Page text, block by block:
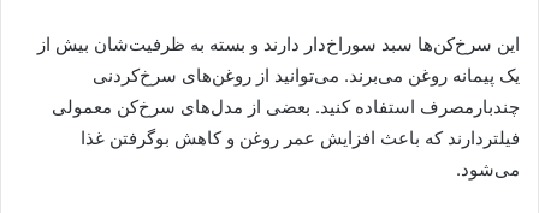
این سرخ‌کن‌ها سبد سوراخ‌دار دارند و بسته به ظرفیت‌شان بیش از
یک پیمانه روغن می‌برند. می‌توانید از روغن‌های سرخ‌کردنی
چندبارمصرف استفاده کنید. بعضی از مدل‌های سرخ‌کن معمولی
فیلتردارند که باعث افزایش عمر روغن و کاهش بوگرفتن غذا
می‌شود.